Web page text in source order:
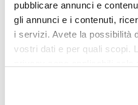
pubblicare annunci e
gli annunci e i contenuti,
i servizi. Avete la possibilità
vostri dati e per quali scopi.
modificare o revocare il
e competenze per
rispetto alla propria
proprie skills aiuta a
professionale in modo
a farle crescere nel